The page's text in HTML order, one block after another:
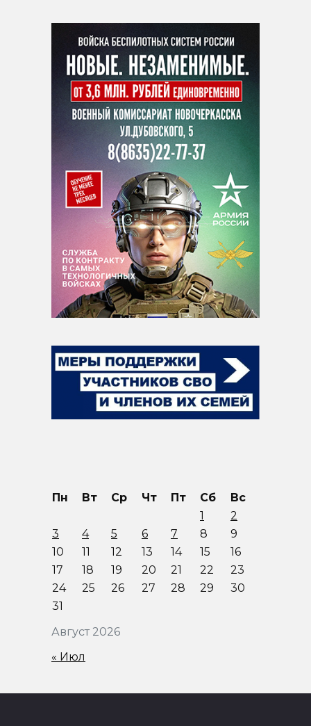
Август 2026
Пн Вт Ср Чт Пт Сб
Вс
1
2
3
4 5 6 7 8
9
10
11 12 13 14 15
16
17
18 19 20 21 22
23
24
25 26 27 28 29
30
31
« Июл